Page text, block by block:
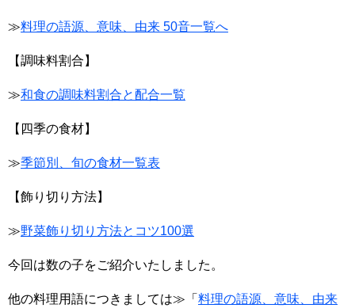
≫料理の語源、意味、由来 50音一覧へ
【調味料割合】
≫和食の調味料割合と配合一覧
【四季の食材】
≫季節別、旬の食材一覧表
【飾り切り方法】
≫野菜飾り切り方法とコツ100選
今回は数の子をご紹介いたしました。
他の料理用語につきましては≫「 料理の語源、意味、由来